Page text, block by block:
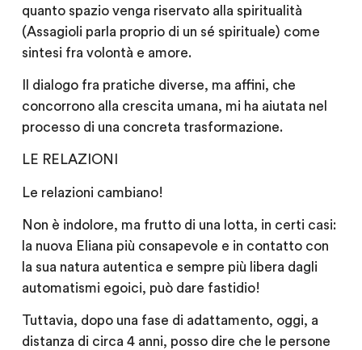
quanto spazio venga riservato alla spiritualità
(Assagioli parla proprio di un sé spirituale) come
sintesi fra volontà e amore.
Il dialogo fra pratiche diverse, ma affini, che
concorrono alla crescita umana, mi ha aiutata nel
processo di una concreta trasformazione.
LE RELAZIONI
Le relazioni cambiano!
Non è indolore, ma frutto di una lotta, in certi casi:
la nuova Eliana più consapevole e in contatto con
la sua natura autentica e sempre più libera dagli
automatismi egoici, può dare fastidio!
Tuttavia, dopo una fase di adattamento, oggi, a
distanza di circa 4 anni, posso dire che le persone